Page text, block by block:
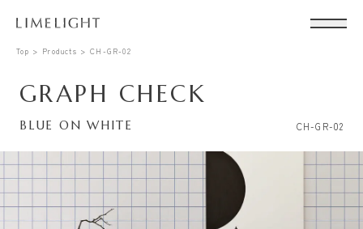
Top Products CH-GR-02
GRAPH CHECK
BLUE ON WHITE CH-GR-02